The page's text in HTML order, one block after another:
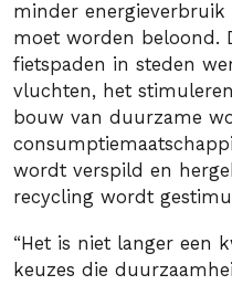
minder
moet worden beloond.
fietspaden in steden
vluchten, het
bouw van duurzame
wordt verspild en
recycling wordt
“Het is niet langer een
keuzes die